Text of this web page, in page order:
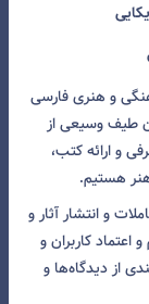
و هنری فارسی
طیف وسیعی از
و ارائه کتب،
هستیم.
و انتشار آثار و
اعتماد کاربران و
از دیدگاه‌ها و